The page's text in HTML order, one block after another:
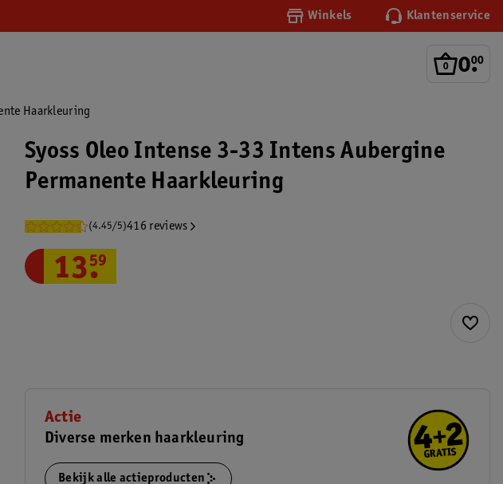
Winkels Klantenservice
0.
00
Haarkleuring
Syoss Oleo Intense 3-33 Intens Aubergine
Permanente Haarkleuring
(4.45/5)416 reviews
13.
59
Actie
Diverse merken haarkleuring
Bekijk alle actieproducten